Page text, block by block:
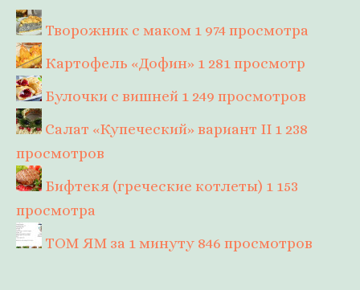
Творожник с маком 1 974 просмотра
Картофель «Дофин» 1 281 просмотр
Булочки с вишней 1 249 просмотров
Салат «Купеческий» вариант II 1 238
просмотров
Бифтекя (греческие котлеты) 1 153
просмотра
ТОМ ЯМ за 1 минуту 846 просмотров